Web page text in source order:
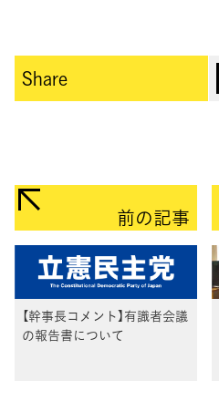
Share
前の記事
【幹事長コメント】有識者会議
の報告書について